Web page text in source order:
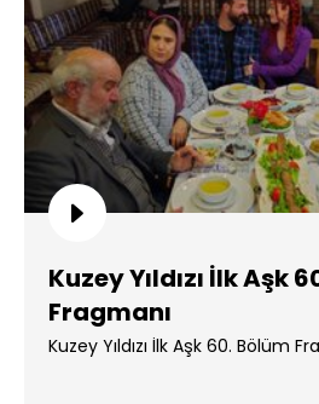
Kuzey Yıldızı İlk Aşk
Fragmanı
Kuzey Yıldızı İlk Aşk 60. Bölüm